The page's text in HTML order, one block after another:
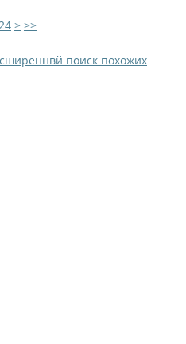
24 > >>
поиск похожих